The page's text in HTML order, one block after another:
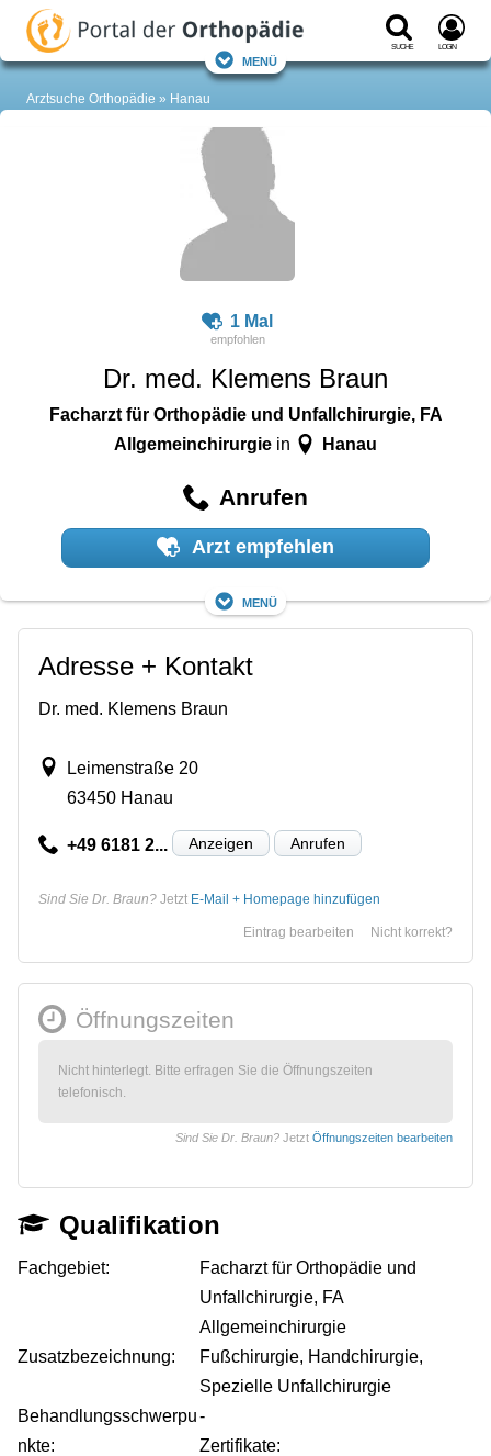
Suche Login
Menü
Arztsuche Orthopädie Hanau
1 Mal
Dr. med. Klemens Braun
Facharzt für Orthopädie und Unfallchirurgie, FA
Allgemeinchirurgiein Hanau
Anrufen
Arzt empfehlen
Menü
Adresse + Kontakt
Dr. med. Klemens Braun
Leimenstraße 20
63450 Hanau
+49 6181 2... Anzeigen Anrufen
Sind Sie Dr. Braun? Jetzt E-Mail + Homepage hinzufügen
Nicht korrekt?
Eintrag bearbeiten
Öffnungszeiten
Nicht hinterlegt. Bitte erfragen Sie die Öffnungszeiten
telefonisch.
Sind Sie Dr. Braun? Jetzt Öffnungszeiten bearbeiten
Qualifikation
Fachgebiet:
Facharzt für Orthopädie und
Unfallchirurgie, FA
Allgemeinchirurgie
Zusatzbezeichnung:
Fußchirurgie, Handchirurgie,
Spezielle Unfallchirurgie
Behandlungsschwerpu
nkte:
-
Zertifikate: